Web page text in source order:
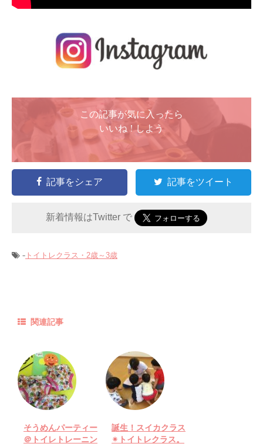
この記事が気に入ったら
いいね ! しよう
記事をシェア 記事をツイート
新着情報はTwitter で
- トイトレクラス・2歳～3歳
関連記事
そうめんパーティー
＠トイレトレーニン
誕生！スイカクラス
✴︎トイトレクラス。